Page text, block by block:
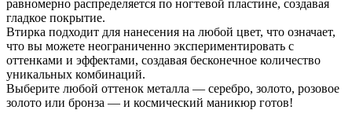
равномерно распределяется по ногтевой пластине, создавая
гладкое покрытие.
Втирка подходит для нанесения на любой цвет, что означает,
что вы можете неограниченно экспериментировать с
оттенками и эффектами, создавая бесконечное количество
уникальных комбинаций.
Выберите любой оттенок металла — серебро, золото, розовое
золото или бронза — и космический маникюр готов!